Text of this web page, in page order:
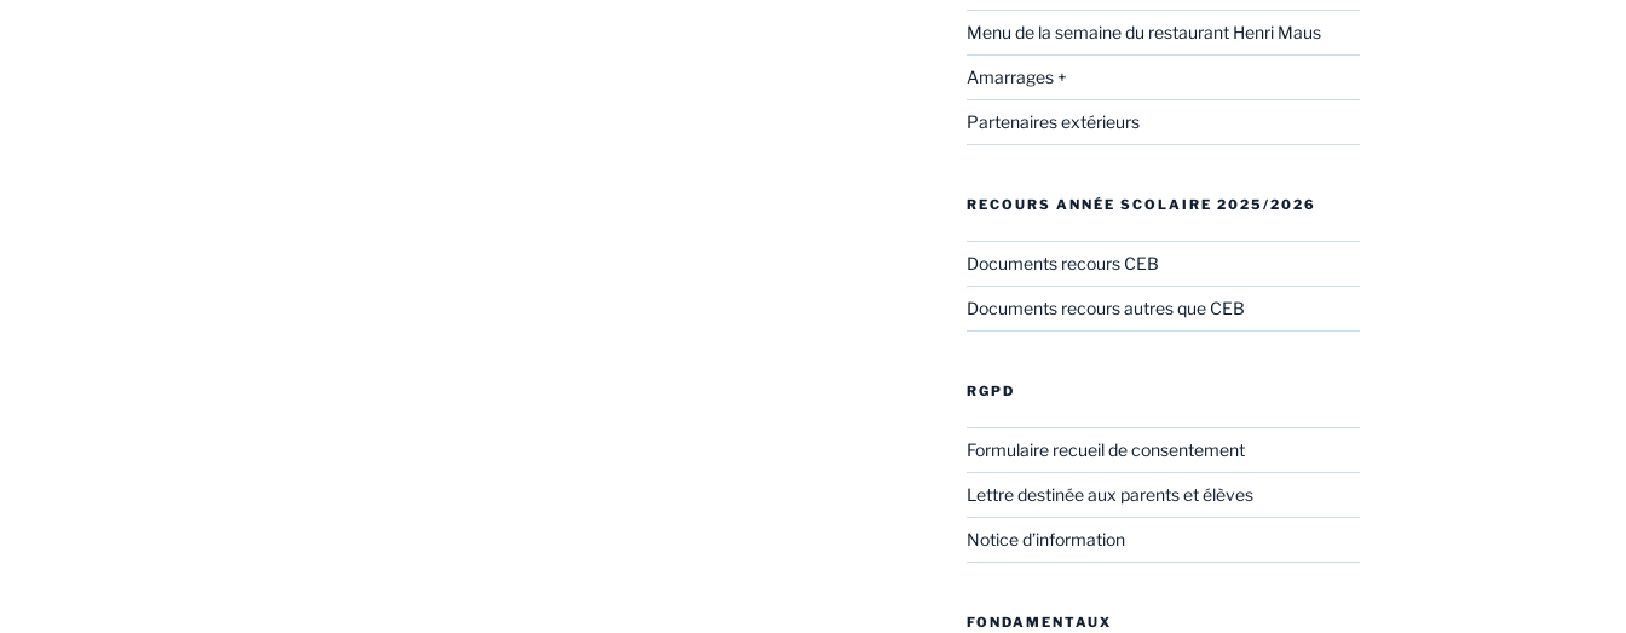
Menu de la semaine du restaurant Henri Maus
Amarrages +
Partenaires extérieurs
RECOURS ANNÉE SCOLAIRE 2025/2026
Documents recours CEB
Documents recours autres que CEB
RGPD
Formulaire recueil de consentement
Lettre destinée aux parents et élèves
Notice d’information
FONDAMENTAUX